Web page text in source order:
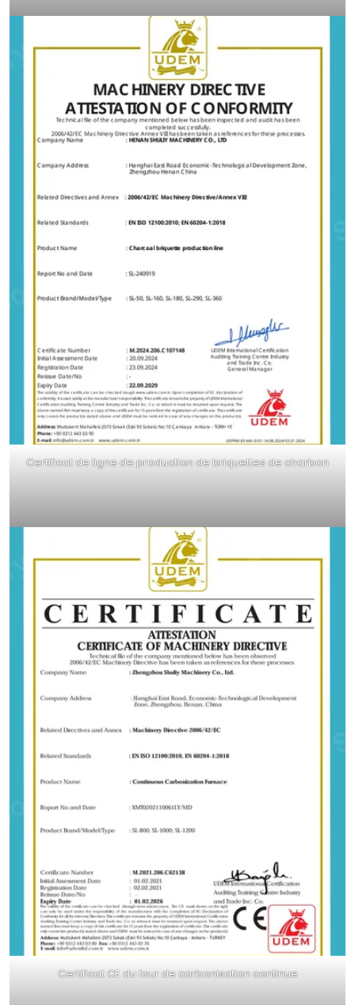
Certificat de ligne de production de briquettes de charbon
Certificat CE du four de carbonisation continue